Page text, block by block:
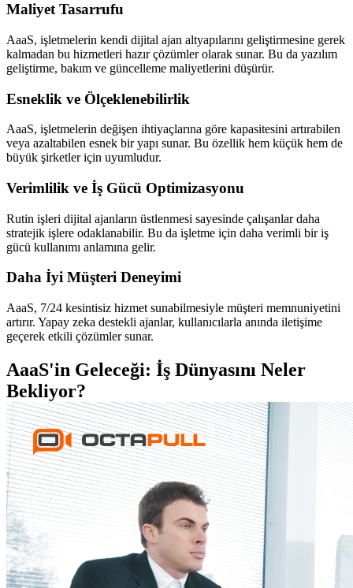
Maliyet Tasarrufu
AaaS, işletmelerin kendi dijital ajan altyapılarını geliştirmesine gerek
kalmadan bu hizmetleri hazır çözümler olarak sunar. Bu da yazılım
geliştirme, bakım ve güncelleme maliyetlerini düşürür.
Esneklik ve Ölçeklenebilirlik
AaaS, işletmelerin değişen ihtiyaçlarına göre kapasitesini artırabilen
veya azaltabilen esnek bir yapı sunar. Bu özellik hem küçük hem de
büyük şirketler için uyumludur.
Verimlilik ve İş Gücü Optimizasyonu
Rutin işleri dijital ajanların üstlenmesi sayesinde çalışanlar daha
stratejik işlere odaklanabilir. Bu da işletme için daha verimli bir iş
gücü kullanımı anlamına gelir.
Daha İyi Müşteri Deneyimi
AaaS, 7/24 kesintisiz hizmet sunabilmesiyle müşteri memnuniyetini
artırır. Yapay zeka destekli ajanlar, kullanıcılarla anında iletişime
geçerek etkili çözümler sunar.
AaaS'in Geleceği: İş Dünyasını Neler
Bekliyor?